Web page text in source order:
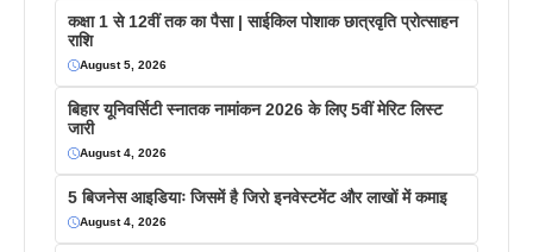
कक्षा 1 से 12वीं तक का पैसा | साईकिल पोशाक छात्रवृति प्रोत्साहन
राशि
August 5, 2026
बिहार यूनिवर्सिटी स्नातक नामांकन 2026 के लिए 5वीं मेरिट लिस्ट
जारी
August 4, 2026
5 बिजनेस आइडियाः जिसमें है जिरो इनवेस्टमेंट और लाखों में कमाइ
August 4, 2026